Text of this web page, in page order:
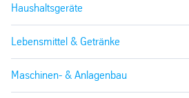
Haushaltsgeräte
Lebensmittel & Getränke
Maschinen- & Anlagenbau